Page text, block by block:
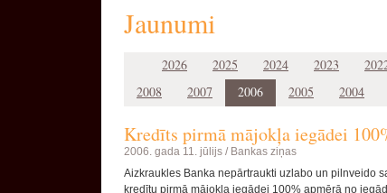
Jaunumi
2026 2025 2024 2023
2008
2007 2006 2005 2004
Kredīts pirmā mājokļa iegādei
2006. gada 11. jūlijs / Bankas ziņas
Aizkraukles Banka nepārtraukti uzlabo un pilnveido
kredītu pirmā mājokļa iegādei 100% apmērā no